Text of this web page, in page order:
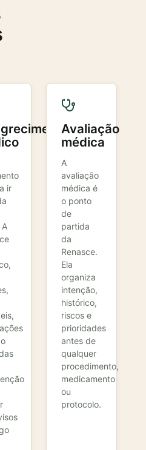
ir
A
Avaliação
médica
A
avaliação
médica é
o ponto
de
partida
da
Renasce.
Ela
organiza
intenção,
histórico,
riscos e
prioridades
antes de
qualquer
procedimento,
medicamento
ou
protocolo.